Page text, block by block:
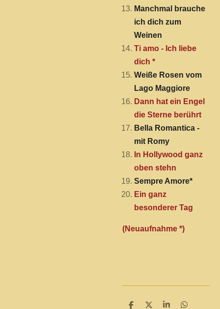
Manchmal brauche
ich dich zum
Weinen
Ti amo - Ich liebe
dich *
Weiße Rosen vom
Lago Maggiore
Dann hat ein Engel
die Sterne berührt
Bella Romantica -
mit Romy
In Hollywood ganz
oben stehn
Sempre Amore*
Ein ganz
besonderer Tag
(Neuaufnahme *)